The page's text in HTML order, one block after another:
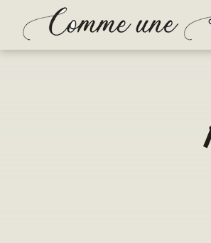
Panneau de gestion des cookies